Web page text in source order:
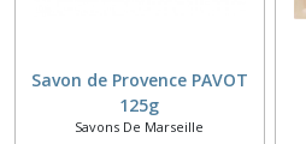
Savon de Provence PAVOT
125g
Savons De Marseille